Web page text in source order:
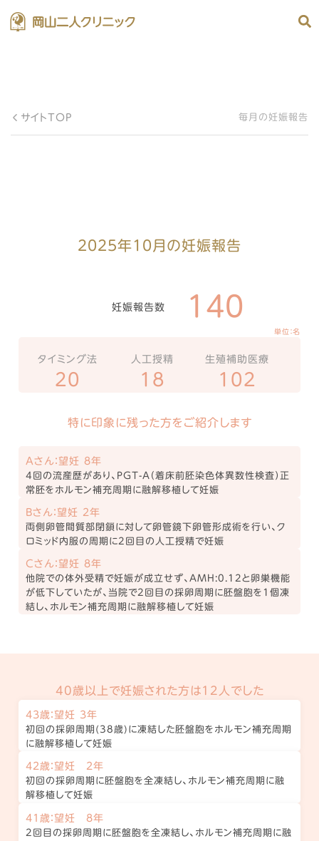
サイトTOP 毎月の妊娠報告
2025年10月の妊娠報告
妊娠報告数 140
単位：名
タイミング法
20
人工授精
18
生殖補助医療
102
特に印象に残った方をご紹介します
Aさん：望妊 8年
4回の流産歴があり、PGT-A（着床前胚染色体異数性検査）正
常胚をホルモン補充周期に融解移植して妊娠
Bさん：望妊 2年
両側卵管間質部閉鎖に対して卵管鏡下卵管形成術を行い、ク
ロミッド内服の周期に2回目の人工授精で妊娠
Cさん：望妊 8年
他院での体外受精で妊娠が成立せず、AMH:0.12と卵巣機能
が低下していたが、当院で2回目の採卵周期に胚盤胞を1個凍
結し、ホルモン補充周期に融解移植して妊娠
40歳以上で妊娠された方は12人でした
43歳：望妊 3年
初回の採卵周期(38歳)に凍結した胚盤胞をホルモン補充周期
に融解移植して妊娠
42歳：望妊 2年
初回の採卵周期に胚盤胞を全凍結し、ホルモン補充周期に融
解移植して妊娠
41歳：望妊 8年
2回目の採卵周期に胚盤胞を全凍結し、ホルモン補充周期に融